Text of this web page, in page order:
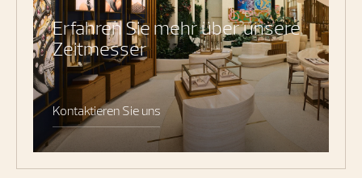
Erfahren Sie mehr über unsere
Zeitmesser
Kontaktieren Sie uns